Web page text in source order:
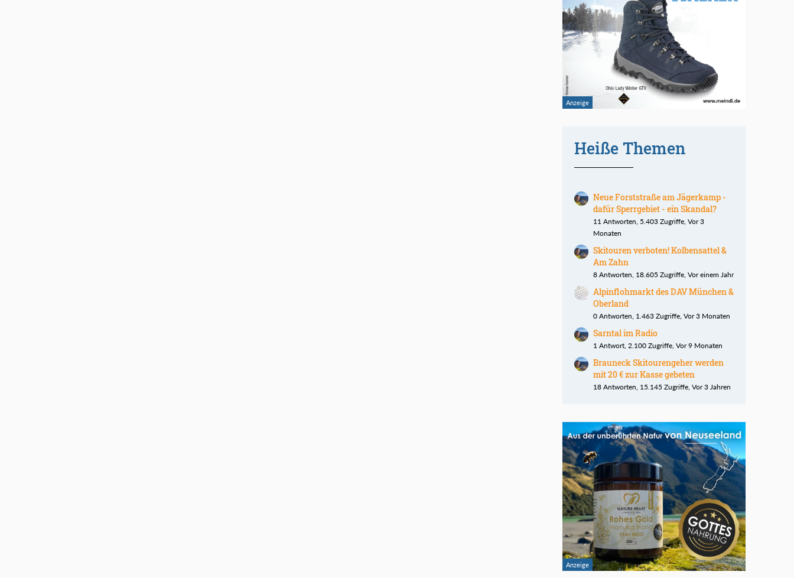
Heiße Themen
Neue Forststraße am Jägerkamp -
dafür Sperrgebiet - ein Skandal?
11 Antworten, 5.403 Zugriffe, Vor 3
Monaten
Skitouren verboten! Kolbensattel &
Am Zahn
8 Antworten, 18.605 Zugriffe, Vor einem Jahr
Alpinflohmarkt des DAV München &
Oberland
0 Antworten, 1.463 Zugriffe, Vor 3 Monaten
Sarntal im Radio
1 Antwort, 2.100 Zugriffe, Vor 9 Monaten
Brauneck Skitourengeher werden
mit 20 € zur Kasse gebeten
18 Antworten, 15.145 Zugriffe, Vor 3 Jahren